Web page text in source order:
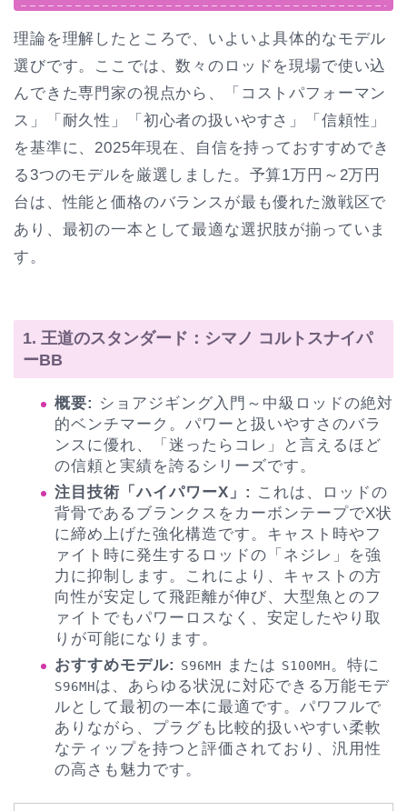
理論を理解したところで、いよいよ具体的なモデル
選びです。ここでは、数々のロッドを現場で使い込
んできた専門家の視点から、「コストパフォーマン
ス」「耐久性」「初心者の扱いやすさ」「信頼性」
を基準に、2025年現在、自信を持っておすすめでき
る3つのモデルを厳選しました。予算1万円～2万円
台は、性能と価格のバランスが最も優れた激戦区で
あり、最初の一本として最適な選択肢が揃っていま
す。
1. 王道のスタンダード：シマノ コルトスナイパ
ーBB
概要: ショアジギング入門～中級ロッドの絶対
的ベンチマーク。パワーと扱いやすさのバラ
ンスに優れ、「迷ったらコレ」と言えるほど
の信頼と実績を誇るシリーズです。
注目技術「ハイパワーX」: これは、ロッドの
背骨であるブランクスをカーボンテープでX状
に締め上げた強化構造です。キャスト時やフ
ァイト時に発生するロッドの「ネジレ」を強
力に抑制します。これにより、キャストの方
向性が安定して飛距離が伸び、大型魚とのフ
ァイトでもパワーロスなく、安定したやり取
りが可能になります。
おすすめモデル:
S96MH または S100MH。特に
S96MHは、あらゆる状況に対応できる万能モデ
ルとして最初の一本に最適です。パワフルで
ありながら、プラグも比較的扱いやすい柔軟
なティップを持つと評価されており、汎用性
の高さも魅力です。